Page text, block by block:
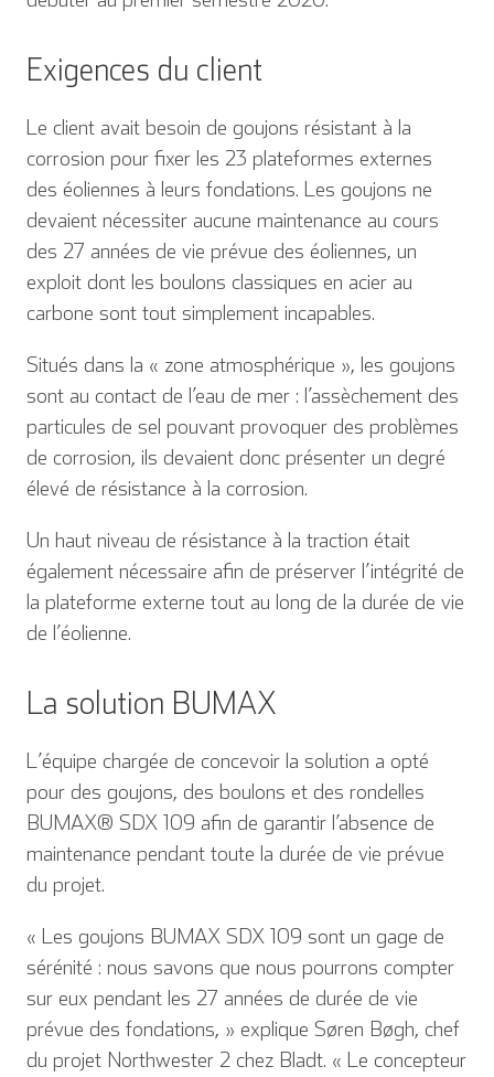
Exigences du client
Le client avait besoin de goujons résistant à la
corrosion pour fixer les 23 plateformes externes
des éoliennes à leurs fondations. Les goujons ne
devaient nécessiter aucune maintenance au cours
des 27 années de vie prévue des éoliennes, un
exploit dont les boulons classiques en acier au
carbone sont tout simplement incapables.
Situés dans la « zone atmosphérique », les goujons
sont au contact de l’eau de mer : l’assèchement des
particules de sel pouvant provoquer des problèmes
de corrosion, ils devaient donc présenter un degré
élevé de résistance à la corrosion.
Un haut niveau de résistance à la traction était
également nécessaire afin de préserver l’intégrité de
la plateforme externe tout au long de la durée de vie
de l’éolienne.
La solution BUMAX
L’équipe chargée de concevoir la solution a opté
pour des goujons, des boulons et des rondelles
BUMAX® SDX 109 afin de garantir l’absence de
maintenance pendant toute la durée de vie prévue
du projet.
« Les goujons BUMAX SDX 109 sont un gage de
sérénité : nous savons que nous pourrons compter
sur eux pendant les 27 années de durée de vie
prévue des fondations, » explique Søren Bøgh, chef
du projet Northwester 2 chez Bladt. « Le concepteur